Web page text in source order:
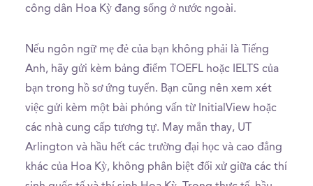
công dân Hoa Kỳ đang sống ở nước ngoài.
Nếu ngôn ngữ mẹ đẻ của bạn không phải là Tiếng
Anh, hãy gửi kèm bảng điểm TOEFL hoặc IELTS của
bạn trong hồ sơ ứng tuyển. Bạn cũng nên xem xét
việc gửi kèm một bài phỏng vấn từ InitialView hoặc
các nhà cung cấp tương tự. May mắn thay, UT
Arlington và hầu hết các trường đại học và cao đẳng
khác của Hoa Kỳ, không phân biệt đối xử giữa các thí